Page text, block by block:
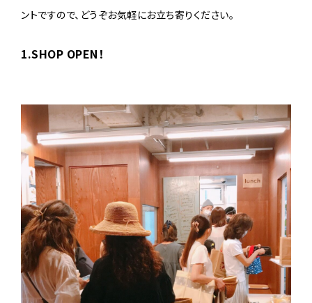
ントですので、どうぞお気軽にお立ち寄りください。
1.SHOP OPEN！